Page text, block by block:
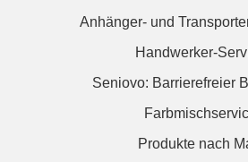
Anhänger- und
Handwerker-
Seniovo: Barrierefreier
Produkte nach